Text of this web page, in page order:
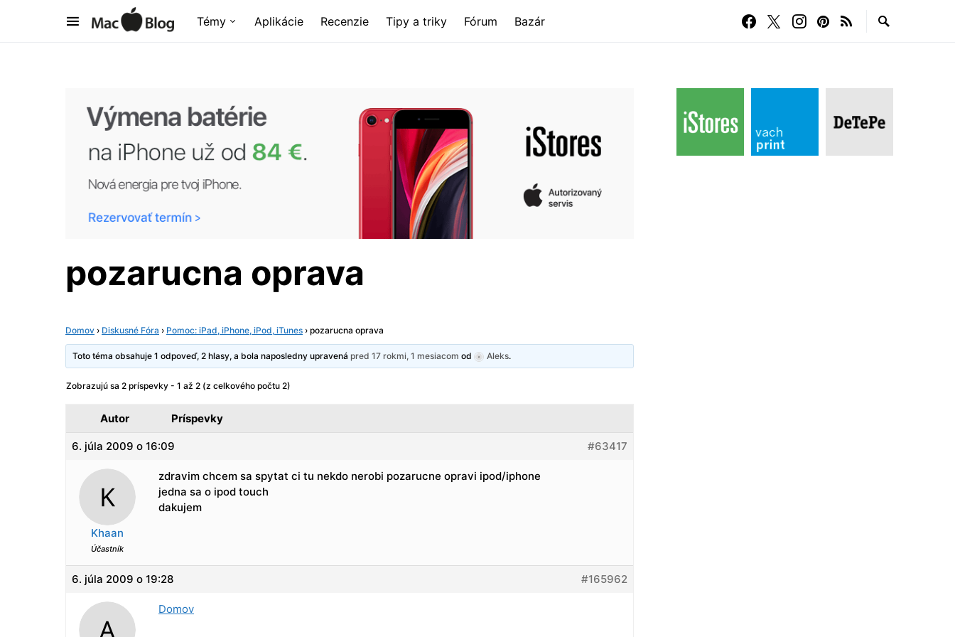
Témy Aplikácie Recenzie Tipy a triky Fórum Bazár
pozarucna oprava
Domov › Diskusné Fóra › Pomoc: iPad, iPhone, iPod, iTunes › pozarucna oprava
Toto téma obsahuje 1 odpoveď, 2 hlasy, a bola naposledny upravenápred 17 rokmi, 1 mesiacom od Aleks.
Zobrazujú sa 2 príspevky - 1 až 2 (z celkového počtu 2)
Autor Príspevky
6. júla 2009 o 16:09 #63417
Khaan
Účastník
zdravim chcem sa spytat ci tu nekdo nerobi pozarucne opravi ipod/iphone
jedna sa o ipod touch
dakujem
6. júla 2009 o 19:28 #165962
Domov